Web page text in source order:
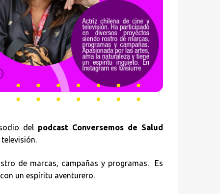
delpodcast Conversemos de Salud
de marcas, campañas y programas. Es
un espíritu aventurero.